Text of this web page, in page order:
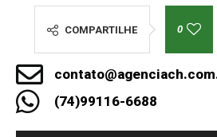
COMPARTILHE 0
(74)99116-6688